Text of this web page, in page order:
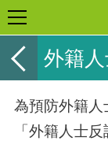
外籍
為預防外籍人
「外籍人士